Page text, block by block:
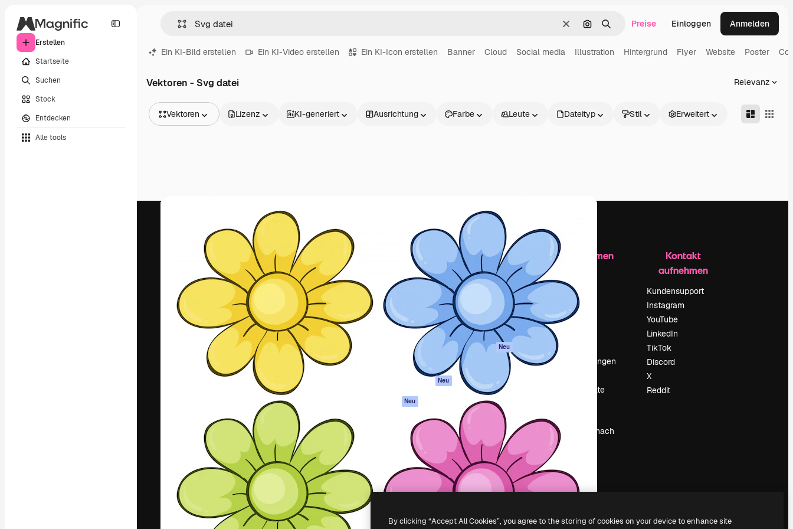
Erstellen
Startseite
Suchen
Stock
Entdecken
Alle tools
LöschenNach Bild suchen
SuchenPreise Einloggen Anmelden
Ein KI-Bild erstellen Ein KI-Video erstellen Ein KI-Icon erstellen Banner Cloud Social media Illustration Hintergrund Flyer Website Poster
Vektoren - Svg datei Relevanz
Vektoren
Videos
Lizenz KI-generiert Ausrichtung Farbe Leute Dateityp Stil Erweitert
Die kreative Plattform, um deine beste
Arbeit zu verwirklichen. Mehr als 1 Million
Abonnenten unter Kreativen, Unternehmen,
Agenturen und Studios.
Deutsch
Produkte
KI-Assistent
KI-Bildgenerator
KI-Videogenerator
Stimmengenerator
Stock-Inhalte
Neu
Neu
Mobile App
Alle Magnific-Tools
Loslegen
Academy
Dokumentation
Support
AGB
Datenschutzerklärung
Originale Neu
Cookie-Richtlinie
Vertrauenszentrum
Partner
Unternehmen
Unternehmen
Über uns
Reviews
Karriere
Suchtrends
Blog
Veranstaltungen
Deine Inhalte
Suchst du nach
magnific.ai
Kontakt
aufnehmen
Kundensupport
Instagram
YouTube
LinkedIn
TikTok
Discord
X
Reddit
Copyright © 2010- 2026 Freepik Company S.L.U.Alle Rechte vorbehalten.
By clicking “Accept All Cookies”, you agree to the storing of cookies on your device to enhance site